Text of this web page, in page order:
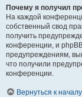
Почему я получил
На каждой
собственный свод
получить
конференции, и
предупреждениям,
что получили
конференции.
Вернуться к началу